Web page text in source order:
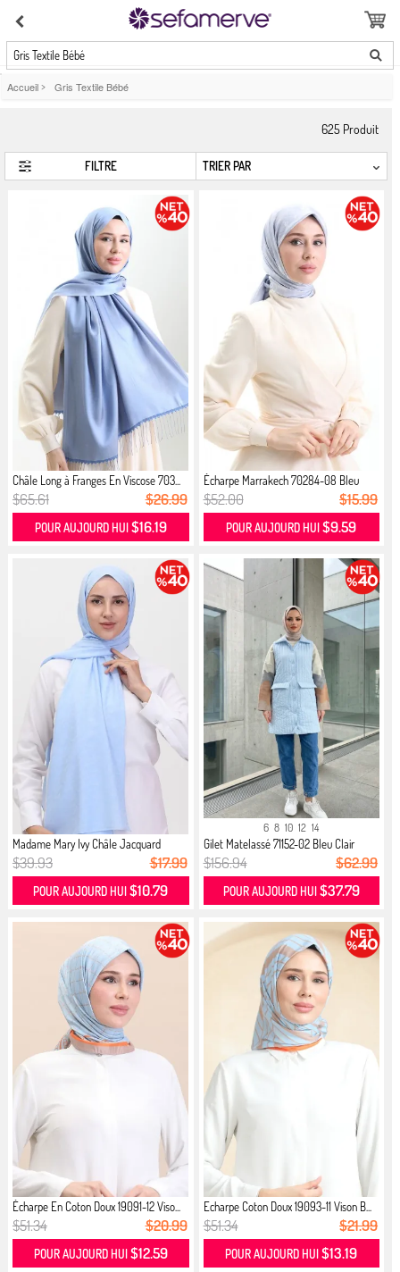
Gris Textile Bébé
Accueil > Gris Textile Bébé
625 Produit
FILTRE
Châle Long à Franges En Viscose 703...
$65.61 $26.99
POUR AUJOURD HUI $16.19
Écharpe Marrakech 70284-08 Bleu
Béb...
$52.00 $15.99
POUR AUJOURD HUI$9.59
Madame Mary Ivy Châle Jacquard
1908...
$39.93 $17.99
POUR AUJOURD HUI$10.79
6 8 10 12 14
Gilet Matelassé 71152-02 Bleu Clair
$156.94 $62.99
POUR AUJOURD HUI$37.79
Écharpe En Coton Doux 19091-12 Viso...
$51.34 $20.99
POUR AUJOURD HUI $12.59
Echarpe Coton Doux 19093-11 Vison B...
$51.34 $21.99
POUR AUJOURD HUI$13.19